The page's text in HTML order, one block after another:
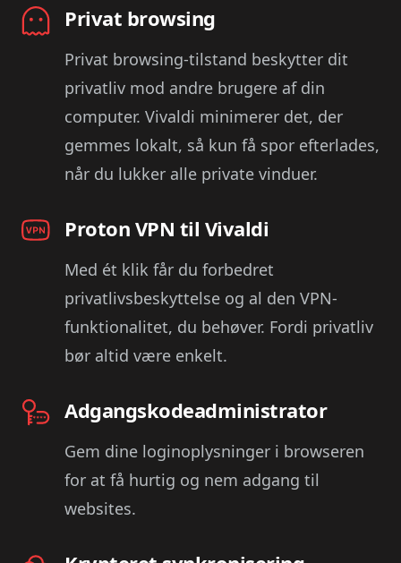
Privat browsing
Privat browsing-tilstand beskytter dit
privatliv mod andre brugere af din
computer. Vivaldi minimerer det, der
gemmes lokalt, så kun få spor efterlades,
når du lukker alle private vinduer.
Proton VPN til Vivaldi
Med ét klik får du forbedret
privatlivsbeskyttelse og al den VPN-
funktionalitet, du behøver. Fordi privatliv
bør altid være enkelt.
Adgangskodeadministrator
Gem dine loginoplysninger i browseren
for at få hurtig og nem adgang til
websites.